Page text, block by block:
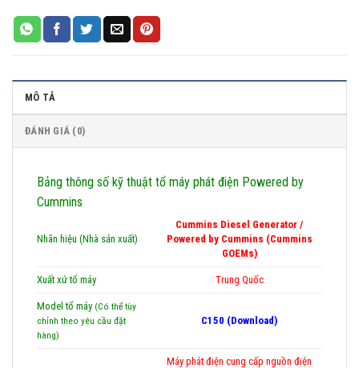
MÔ TẢ
ĐÁNH GIÁ (0)
Bảng thông số kỹ thuật tổ máy phát điện Powered by
Cummins
Nhãn hiệu (Nhà sản xuất)
Cummins Diesel Generator /
Powered by Cummins (Cummins
GOEMs)
Xuất xứ tổ máy Trung Quốc
Model tổ máy (Có thể tùy
chỉnh theo yêu cầu đặt
hàng)
C150 (Download)
Máy phát điện cung cấp nguồn điện